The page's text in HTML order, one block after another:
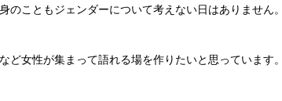
のこともジェンダーについて考えない日はありません
ど女性が集まって語れる場を作りたいと思っています